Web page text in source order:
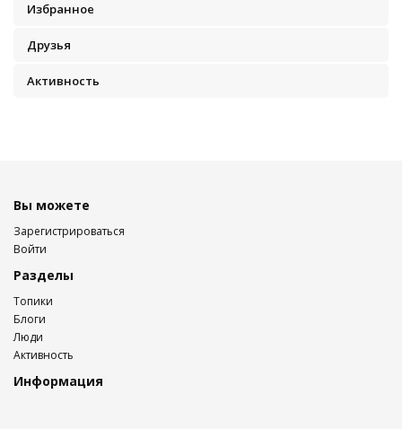
Избранное
Друзья
Активность
Вы можете
Зарегистрироваться
Войти
Разделы
Топики
Блоги
Люди
Активность
Информация